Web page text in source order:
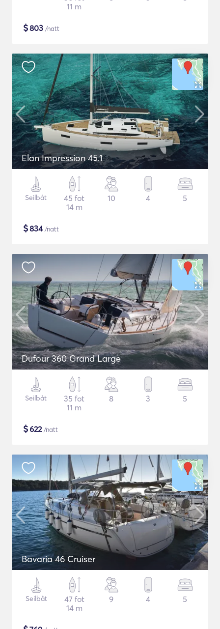
11 m
$803 /natt
Elan Impression 45.1
Seilbåt
45 fot
14 m
10 4 5
$834/natt
Dufour 360 Grand Large
Seilbåt
35 fot
11 m
8 3 5
$622/natt
Bavaria 46 Cruiser
Seilbåt
47 fot
14 m
9 4 5